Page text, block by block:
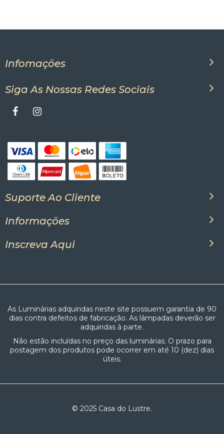
Infomações
Siga As Nossas Redes Sociais
Suporte Ao Cliente
Informações
Inscreva Aqui
As Luminárias adquiridas neste site possuem garantia de 90
dias contra defeitos de fabricação. As lâmpadas deverão ser
adquiridas à parte.
Não estão incluídas no preço das luminárias. O prazo para
postagem dos produtos pode ocorrer em até 10 (dez) dias
úteis.
© 2025 Casa do Lustre.